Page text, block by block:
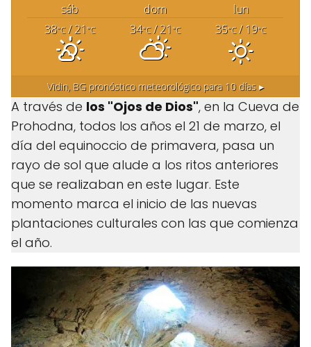
sáb dom
lun
38°C/ 21°C 34°C/ 21°C 35°C/ 19°C
Vidin, BG pronóstico meteorológico para 10 días ▸
A través de los "Ojos de Dios", en la Cueva de
Prohodna, todos los años el 21 de marzo, el
día del equinoccio de primavera, pasa un
rayo de sol que alude a los ritos anteriores
que se realizaban en este lugar. Este
momento marca el inicio de las nuevas
plantaciones culturales con las que comienza
el año.